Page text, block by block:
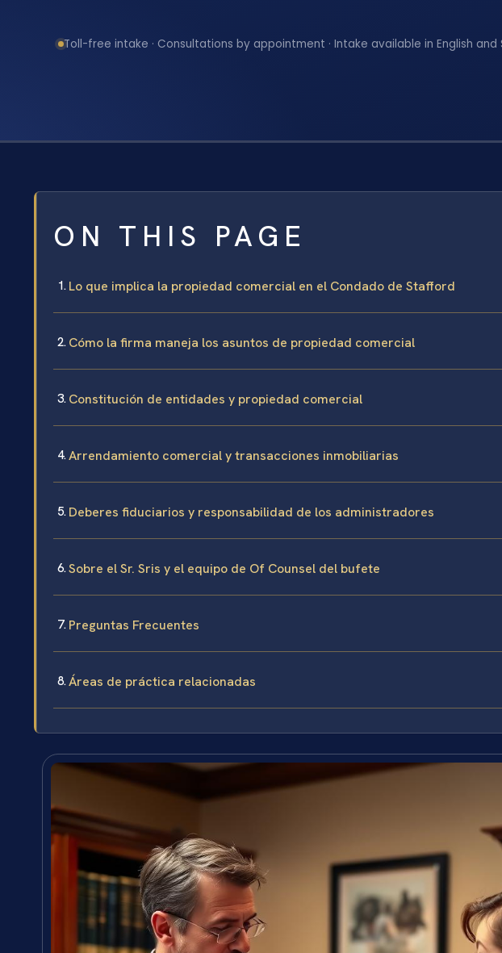
Toll-free intake · Consultations by appointment · Intake available in English and
ON THIS PAGE
Lo que implica la propiedad comercial en el Condado de Stafford
Cómo la firma maneja los asuntos de propiedad comercial
Constitución de entidades y propiedad comercial
Arrendamiento comercial y transacciones inmobiliarias
Deberes fiduciarios y responsabilidad de los administradores
Sobre el Sr. Sris y el equipo de Of Counsel del bufete
Preguntas Frecuentes
Áreas de práctica relacionadas